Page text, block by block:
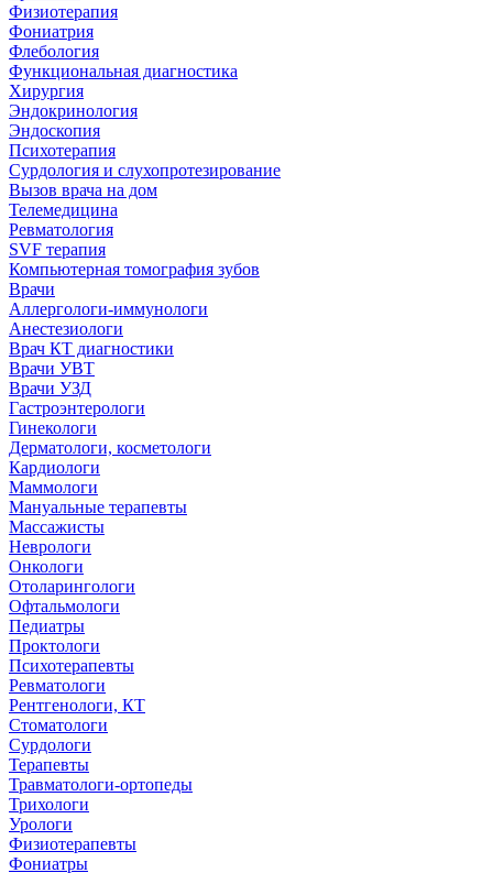
Физиотерапия
Фониатрия
Флебология
Функциональная диагностика
Хирургия
Эндокринология
Эндоскопия
Психотерапия
Сурдология и слухопротезирование
Вызов врача на дом
Телемедицина
Ревматология
SVF терапия
Компьютерная томография зубов
Врачи
Аллергологи-иммунологи
Анестезиологи
Врач КТ диагностики
Врачи УВТ
Врачи УЗД
Гастроэнтерологи
Гинекологи
Дерматологи, косметологи
Кардиологи
Маммологи
Мануальные терапевты
Массажисты
Неврологи
Онкологи
Отоларингологи
Офтальмологи
Педиатры
Проктологи
Психотерапевты
Ревматологи
Рентгенологи, КТ
Стоматологи
Сурдологи
Терапевты
Травматологи-ортопеды
Трихологи
Урологи
Физиотерапевты
Фониатры